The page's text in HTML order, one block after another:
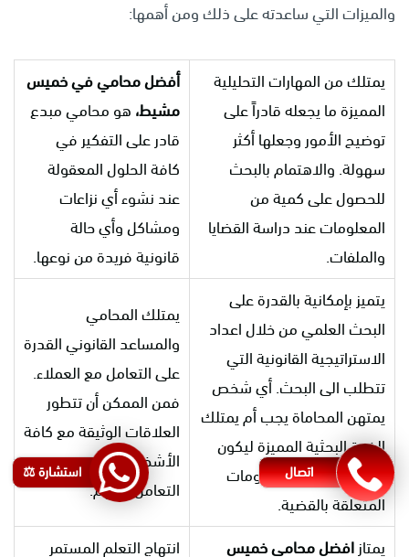
والميزات التي ساعدته على ذلك ومن أهمها:
يمتلك من المهارات التحليلية
المميزة ما يجعله قادراً على
توضيح الأمور وجعلها أكثر
سهولة. والاهتمام بالبحث
للحصول على كمية من
المعلومات عند دراسة القضايا
والملفات.
أفضل محامي في خميس
مشيط، هو محامي مبدع
قادر على التفكير في
كافة الحلول المعقولة
عند نشوء أي نزاعات
ومشاكل وأي حالة
قانونية فريدة من نوعها.
يتميز بإمكانية بالقدرة على
البحث العلمي من خلال اعداد
الاستراتيجية القانونية التي
تتطلب الى البحث. أي شخص
يمتهن المحاماة يجب أم يمتلك
الخبرة البحثية المميزة ليكون
قادرا على فهم المعلومات
المتعلقة بالقضية.
يمتلك المحامي
والمساعد القانوني القدرة
على التعامل مع العملاء.
فمن الممكن أن تتطور
العلاقات الوثيقة مع كافة
الأشخاص الذين يتم
التعامل معهم.
يمتاز افضل محامي خميس انتهاج التعلم المستمر
اتصال استشارة ⚖️